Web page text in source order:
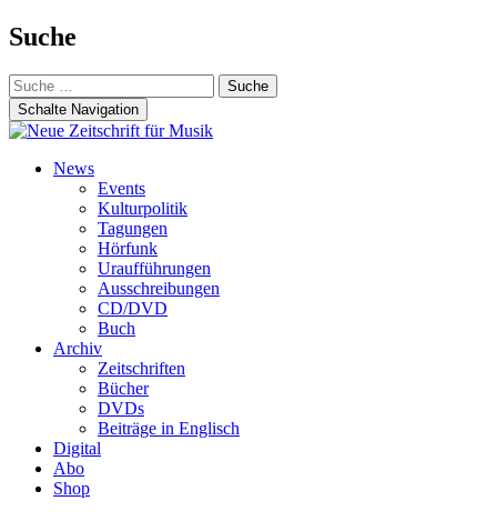
Suche
Suche
nach:
Schalte Navigation
Zum
News
Events
Kulturpolitik
Tagungen
Hörfunk
Uraufführungen
Ausschreibungen
CD/DVD
Buch
Archiv
Zeitschriften
Bücher
DVDs
Beiträge in Englisch
Digital
Abo
Shop